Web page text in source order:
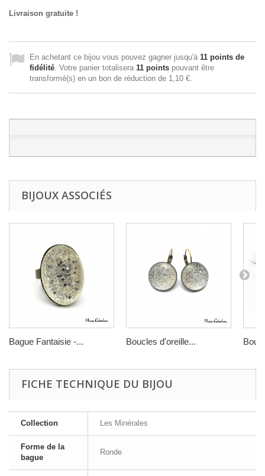
Livraison gratuite !
En achetant ce bijou vous pouvez gagner jusqu'à 11 points de
fidélité. Votre panier totalisera 11 points pouvant être
transformé(s) en un bon de réduction de 1,10 €.
BIJOUX ASSOCIÉS
Bague Fantaisie -... Boucles d'oreille...
FICHE TECHNIQUE DU BIJOU
Collection Les Minérales
Forme de la
bague
Ronde